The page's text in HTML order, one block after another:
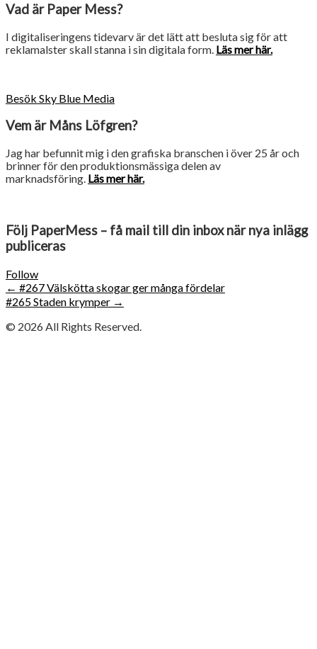
Vad är Paper Mess?
I digitaliseringens tidevarv är det lätt att besluta sig för att
reklamalster skall stanna i sin digitala form. Läs mer här.
Besök Sky Blue Media
Vem är Måns Löfgren?
Jag har befunnit mig i den grafiska branschen i över 25 år och
brinner för den produktionsmässiga delen av
marknadsföring. Läs mer här.
Följ PaperMess – få mail till din inbox när nya inlägg
publiceras
Follow
Post
navigation
← #267 Välskötta skogar ger många fördelar
#265 Staden krymper →
© 2026 All Rights Reserved.